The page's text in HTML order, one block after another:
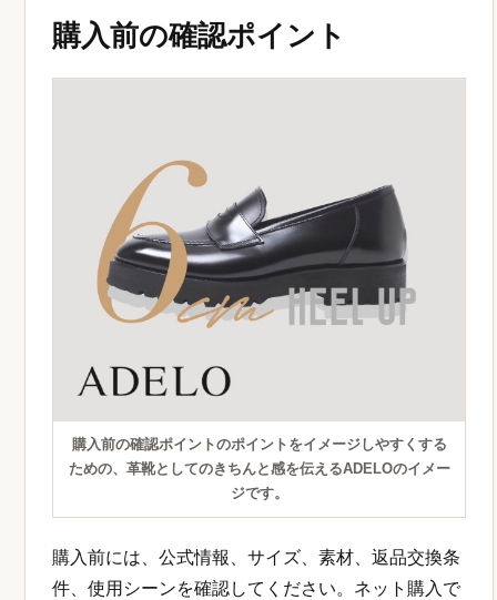
購入前の確認ポイント
購入前の確認ポイントのポイントをイメージしやすくする
ための、革靴としてのきちんと感を伝えるADELOのイメー
ジです。
購入前には、公式情報、サイズ、素材、返品交換条
件、使用シーンを確認してください。ネット購入で